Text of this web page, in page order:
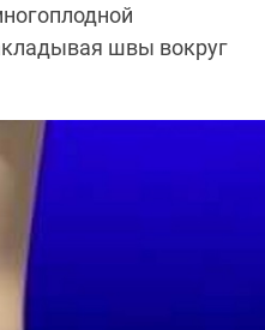
швы вокруг